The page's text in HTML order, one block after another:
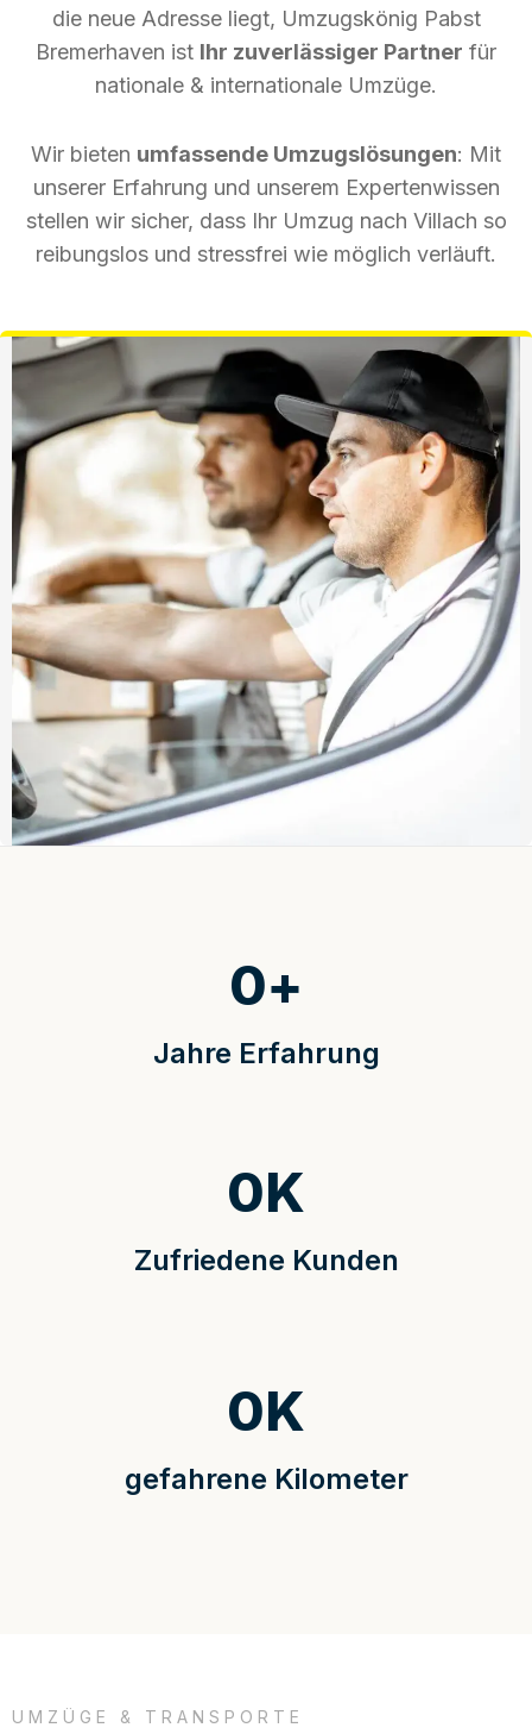
die neue Adresse liegt, Umzugskönig Pabst
Bremerhaven ist Ihr zuverlässiger Partner für
nationale & internationale Umzüge.
Wir bieten umfassende Umzugslösungen: Mit
unserer Erfahrung und unserem Expertenwissen
stellen wir sicher, dass Ihr Umzug nach Villach so
reibungslos und stressfrei wie möglich verläuft.
Jahre Erfahrung
0+
Zufriedene Kunden
0K
gefahrene Kilometer
0K
UMZÜGE & TRANSPORTE